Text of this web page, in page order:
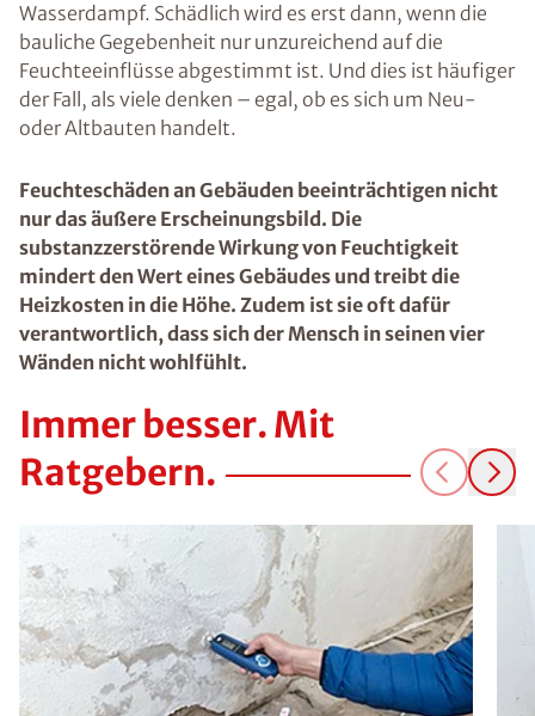
Wasserdampf. Schädlich wird es erst dann, wenn die
bauliche Gegebenheit nur unzureichend auf die
Feuchteeinflüsse abgestimmt ist. Und dies ist häufiger
der Fall, als viele denken – egal, ob es sich um Neu-
oder Altbauten handelt.
Feuchteschäden an Gebäuden beeinträchtigen nicht
nur das äußere Erscheinungsbild. Die
substanzzerstörende Wirkung von Feuchtigkeit
mindert den Wert eines Gebäudes und treibt die
Heizkosten in die Höhe. Zudem ist sie oft dafür
verantwortlich, dass sich der Mensch in seinen vier
Wänden nicht wohlfühlt.
Immer besser. Mit
Ratgebern.